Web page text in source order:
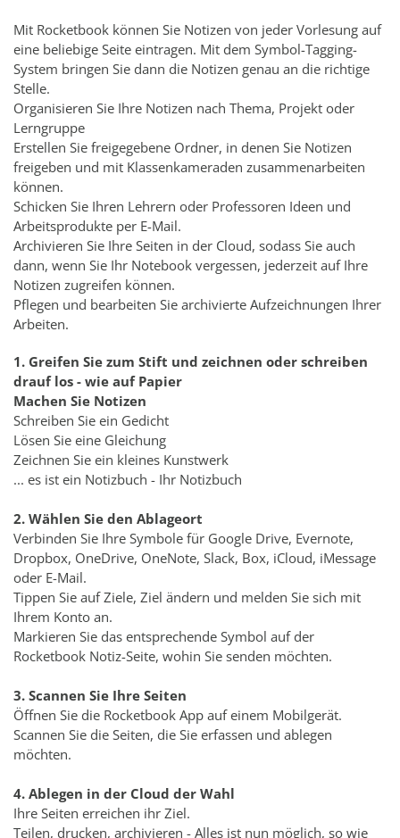
Mit Rocketbook können Sie Notizen von jeder Vorlesung auf
eine beliebige Seite eintragen. Mit dem Symbol-Tagging-
System bringen Sie dann die Notizen genau an die richtige
Stelle.
Organisieren Sie Ihre Notizen nach Thema, Projekt oder
Lerngruppe
Erstellen Sie freigegebene Ordner, in denen Sie Notizen
freigeben und mit Klassenkameraden zusammenarbeiten
können.
Schicken Sie Ihren Lehrern oder Professoren Ideen und
Arbeitsprodukte per E-Mail.
Archivieren Sie Ihre Seiten in der Cloud, sodass Sie auch
dann, wenn Sie Ihr Notebook vergessen, jederzeit auf Ihre
Notizen zugreifen können.
Pflegen und bearbeiten Sie archivierte Aufzeichnungen Ihrer
Arbeiten.
1. Greifen Sie zum Stift und zeichnen oder schreiben
drauf los - wie auf Papier
Machen Sie Notizen
Schreiben Sie ein Gedicht
Lösen Sie eine Gleichung
Zeichnen Sie ein kleines Kunstwerk
... es ist ein Notizbuch - Ihr Notizbuch
2. Wählen Sie den Ablageort
Verbinden Sie Ihre Symbole für Google Drive, Evernote,
Dropbox, OneDrive, OneNote, Slack, Box, iCloud, iMessage
oder E-Mail.
Tippen Sie auf Ziele, Ziel ändern und melden Sie sich mit
Ihrem Konto an.
Markieren Sie das entsprechende Symbol auf der
Rocketbook Notiz-Seite, wohin Sie senden möchten.
3. Scannen Sie Ihre Seiten
Öffnen Sie die Rocketbook App auf einem Mobilgerät.
Scannen Sie die Seiten, die Sie erfassen und ablegen
möchten.
4. Ablegen in der Cloud der Wahl
Ihre Seiten erreichen ihr Ziel.
Teilen, drucken, archivieren - Alles ist nun möglich, so wie